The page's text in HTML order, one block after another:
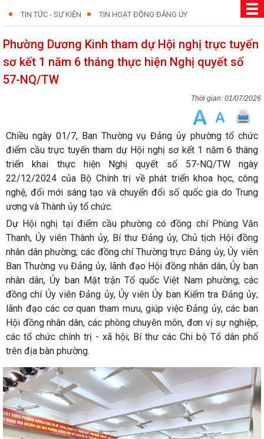
TIN TỨC - SỰ KIỆN TIN HOẠT ĐỘNG ĐẢNG ỦY
Phường Dương Kinh tham dự Hội nghị trực tuyến
sơ kết 1 năm 6 tháng thực hiện Nghị quyết số
57-NQ/TW
01/07/2026
Chiều ngày 01/7, Ban Thường vụ Đảng ủy phường tổ chức
điểm cầu trực tuyến tham dự Hội nghị sơ kết 1 năm 6 tháng
triển khai thực hiện Nghị quyết số 57-NQ/TW ngày
22/12/2024 của Bộ Chính trị về phát triển khoa học, công
nghệ, đổi mới sáng tạo và chuyển đổi số quốc gia do Trung
ương và Thành ủy tổ chức.
Dự Hội nghị tại điểm cầu phường có đồng chí Phùng Văn
Thanh, Ủy viên Thành ủy, Bí thư Đảng ủy, Chủ tịch Hội đồng
nhân dân phường; các đồng chí Thường trực Đảng ủy, Ủy viên
Ban Thường vụ Đảng ủy, lãnh đạo Hội đồng nhân dân, Ủy ban
nhân dân, Ủy ban Mặt trận Tổ quốc Việt Nam phường; các
đồng chí Ủy viên Đảng ủy, Ủy viên Ủy ban Kiểm tra Đảng ủy;
lãnh đạo các cơ quan tham mưu, giúp việc Đảng ủy, các ban
Hội đồng nhân dân, các phòng chuyên môn, đơn vị sự nghiệp,
các tổ chức chính trị - xã hội; Bí thư các Chi bộ Tổ dân phố
trên địa bàn phường.